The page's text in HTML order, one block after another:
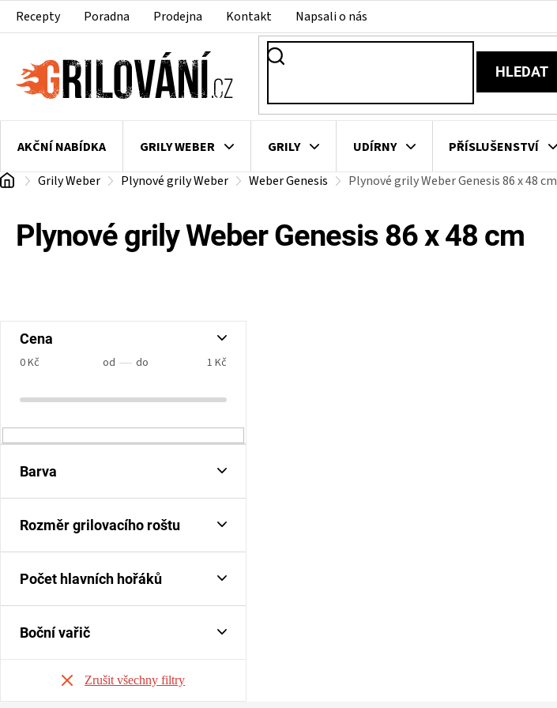
PřejítRecepty Poradna Prodejna Kontakt Napsali o nás
HLEDAT
AKČNÍ NABÍDKA GRILY WEBER GRILY UDÍRNY PŘÍSLUŠENSTVÍ
ZNAČKY
DomůGrily Weber Plynové grily Weber Weber Genesis Plynové grily Weber Genesis 86 x 48 cm
Plynové grily Weber Genesis 86 x 48 cm
n
n
a
l
Cena
0Kč 1 Kč
Barva
Rozměr grilovacího roštu
Počet hlavních hořáků
Boční vařič